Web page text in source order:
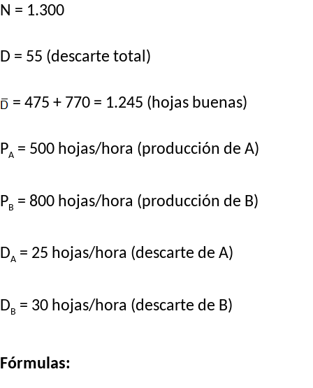
N = 1.300
D = 55 (descarte total)
= 475 + 770 = 1.245 (hojas buenas)
PA = 500 hojas/hora (producción de A)
PB = 800 hojas/hora (producción de B)
DA = 25 hojas/hora (descarte de A)
D B = 30 hojas/hora (descarte de B)
Fórmulas: